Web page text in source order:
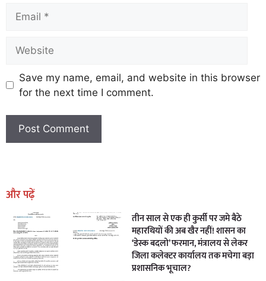
Save my name, email, and website in this browser
for the next time I comment.
और पढ़ें
तीन साल से एक ही कुर्सी पर जमे बैठे
महारथियों की अब खैर नहीं! शासन का
‘डेस्क बदलो’ फरमान, मंत्रालय से लेकर
जिला कलेक्टर कार्यालय तक मचेगा बड़ा
प्रशासनिक भूचाल?